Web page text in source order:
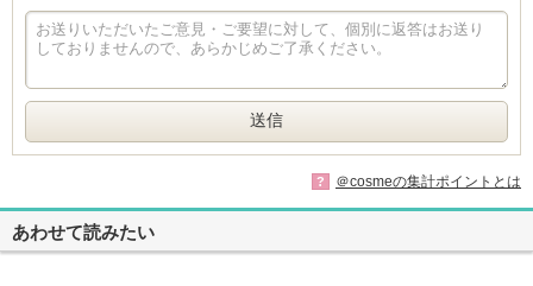
? ＠cosmeの集計ポイントとは
あわせて読みたい